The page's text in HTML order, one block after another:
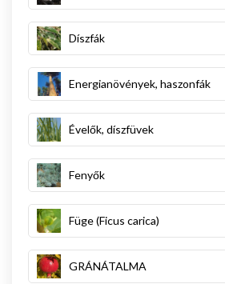
Díszfák
Energianövények, haszonfák
Évelők, díszfüvek
Fenyők
Füge (Ficus carica)
GRÁNÁTALMA